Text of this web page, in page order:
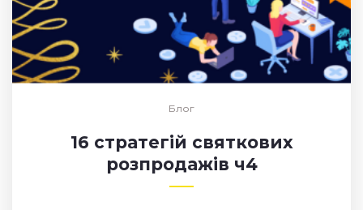
Блог
16 стратегій святкових
розпродажів ч4